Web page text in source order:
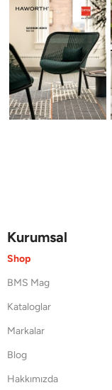
Kurumsal
Shop
BMS Mag
Kataloglar
Markalar
Blog
Hakkımızda